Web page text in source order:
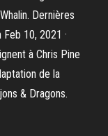
Dernières
10, 2021 ·
à Chris Pine
de la
& Dragons.